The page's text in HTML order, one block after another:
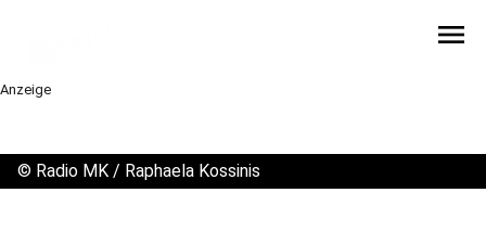
menu
Anzeige
© Radio MK / Raphaela Kossinis